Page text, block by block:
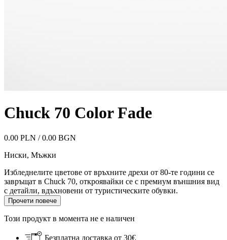
Chuck 70 Color Fade
0.00 PLN / 0.00 BGN
Ниски, Мъжки
Избледнелите цветове от връхните дрехи от 80-те години се
завръщат в Chuck 70, откроявайки се с премиум външния вид
с детайли, вдъхновени от туристическите обувки.
Прочети повече
Този продукт в момента не е наличен
Безплатна доставка от 30€